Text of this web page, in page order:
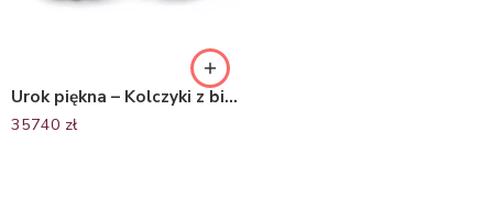
Urok piękna – Kolczyki z białego złota z diamentami
35740 zł